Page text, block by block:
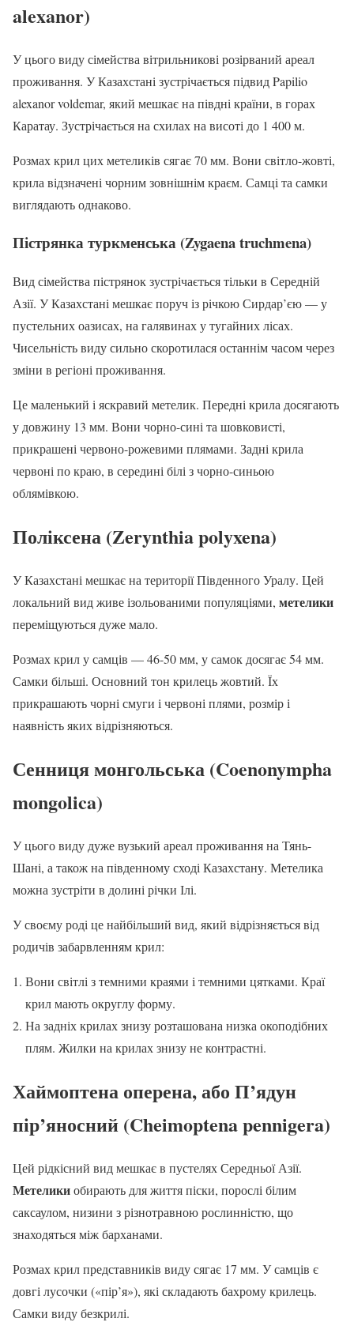
alexanor)
У цього виду сімейства вітрильникові розірваний ареал
проживання. У Казахстані зустрічається підвид Papilio
alexanor voldemar, який мешкає на півдні країни, в горах
Каратау. Зустрічається на схилах на висоті до 1 400 м.
Розмах крил цих метеликів сягає 70 мм. Вони світло-жовті,
крила відзначені чорним зовнішнім краєм. Самці та самки
виглядають однаково.
Пістрянка туркменська (Zygaena truchmena)
Вид сімейства пістрянок зустрічається тільки в Середній
Азії. У Казахстані мешкає поруч із річкою Сирдар’єю — у
пустельних оазисах, на галявинах у тугайних лісах.
Чисельність виду сильно скоротилася останнім часом через
зміни в регіоні проживання.
Це маленький і яскравий метелик. Передні крила досягають
у довжину 13 мм. Вони чорно-сині та шовковисті,
прикрашені червоно-рожевими плямами. Задні крила
червоні по краю, в середині білі з чорно-синьою
облямівкою.
Поліксена (Zerynthia polyxena)
У Казахстані мешкає на території Південного Уралу. Цей
локальний вид живе ізольованими популяціями, метелики
переміщуються дуже мало.
Розмах крил у самців — 46-50 мм, у самок досягає 54 мм.
Самки більші. Основний тон крилець жовтий. Їх
прикрашають чорні смуги і червоні плями, розмір і
наявність яких відрізняються.
Сенниця монгольська (Coenonympha
mongolica)
У цього виду дуже вузький ареал проживання на Тянь-
Шані, а також на південному сході Казахстану. Метелика
можна зустріти в долині річки Ілі.
У своєму роді це найбільший вид, який відрізняється від
родичів забарвленням крил:
Вони світлі з темними краями і темними цятками. Краї
крил мають округлу форму.
На задніх крилах знизу розташована низка окоподібних
плям. Жилки на крилах знизу не контрастні.
Хаймоптена оперена, або П’ядун
пір’яносний (Cheimoptena pennigera)
Цей рідкісний вид мешкає в пустелях Середньої Азії.
Метеликиобирають для життя піски, порослі білим
саксаулом, низини з різнотравною рослинністю, що
знаходяться між барханами.
Розмах крил представників виду сягає 17 мм. У самців є
довгі лусочки («пір’я»), які складають бахрому крилець.
Самки виду безкрилі.